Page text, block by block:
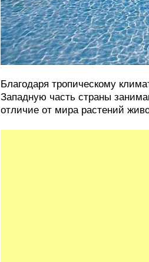
Благодаря тропическому
Западную часть страны
отличие от мира растений